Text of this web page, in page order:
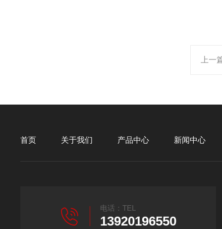
上一
首页 关于我们 产品中心 新闻中心
电话：TEL
13920196550